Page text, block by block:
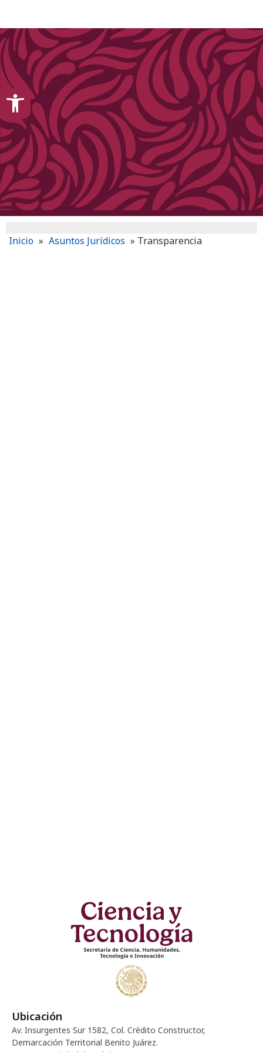
Inicio » Asuntos Jurídicos » Transparencia
Ubicación
Av. Insurgentes Sur 1582, Col. Crédito Constructor,
Demarcación Territorial Benito Juárez.
Open toolbar